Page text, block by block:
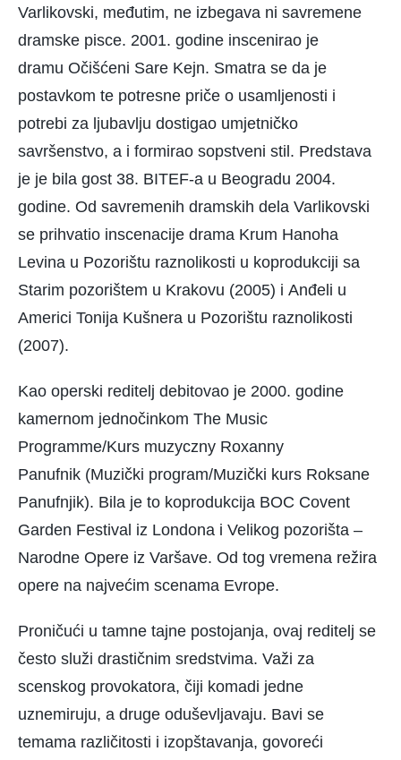
Varlikovski, međutim, ne izbegava ni savremene
dramske pisce. 2001. godine inscenirao je
dramu Očišćeni Sare Kejn. Smatra se da je
postavkom te potresne priče o usamljenosti i
potrebi za ljubavlju dostigao umjetničko
savršenstvo, a i formirao sopstveni stil. Predstava
je je bila gost 38. BITEF-a u Beogradu 2004.
godine. Od savremenih dramskih dela Varlikovski
se prihvatio inscenacije drama Krum Hanoha
Levina u Pozorištu raznolikosti u koprodukciji sa
Starim pozorištem u Krakovu (2005) i Anđeli u
Americi Tonija Kušnera u Pozorištu raznolikosti
(2007).
Kao operski reditelj debitovao je 2000. godine
kamernom jednočinkom The Music
Programme/Kurs muzyczny Roxanny
Panufnik (Muzički program/Muzički kurs Roksane
Panufnjik). Bila je to koprodukcija BOC Covent
Garden Festival iz Londona i Velikog pozorišta –
Narodne Opere iz Varšave. Od tog vremena režira
opere na najvećim scenama Evrope.
Proničući u tamne tajne postojanja, ovaj reditelj se
često služi drastičnim sredstvima. Važi za
scenskog provokatora, čiji komadi jedne
uznemiruju, a druge oduševljavaju. Bavi se
temama različitosti i izopštavanja, govoreći